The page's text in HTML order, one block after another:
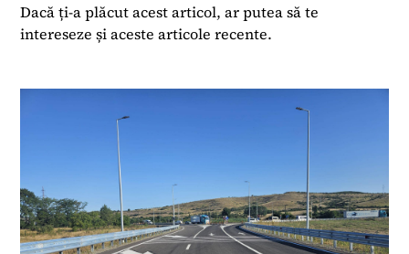
unde a coordonat activitatea editorială și a
realizat emisiunea „Economedia TALKS”.
Dacă ți-a plăcut acest articol, ar putea să te
intereseze și aceste articole recente.